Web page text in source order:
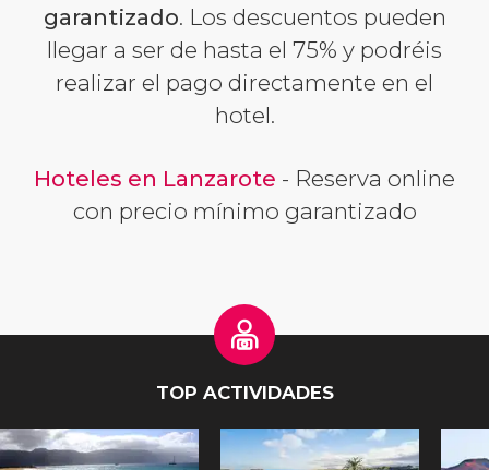
garantizado. Los descuentos pueden
llegar a ser de hasta el 75% y podréis
realizar el pago directamente en el
hotel.
Hoteles en Lanzarote - Reserva online
con precio mínimo garantizado
TOP ACTIVIDADES